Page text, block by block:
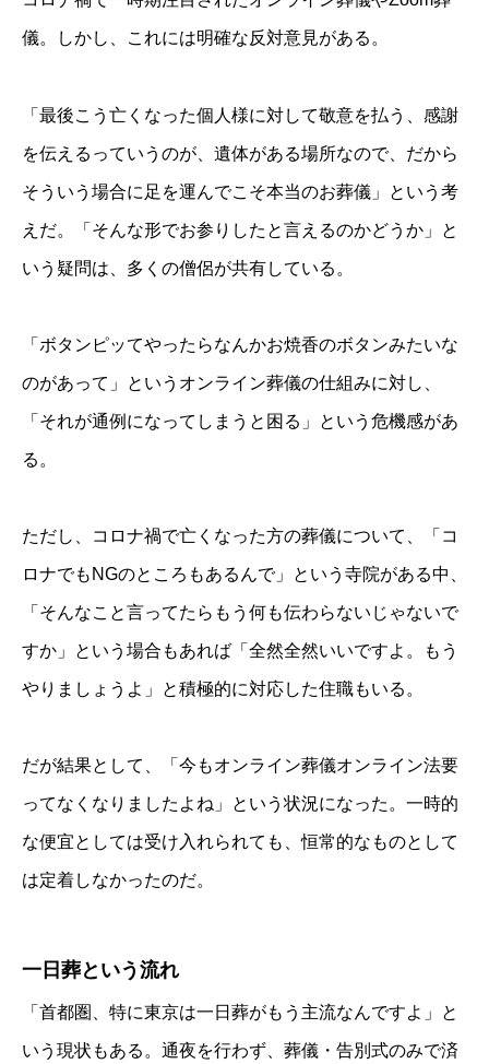
儀。しかし、これには明確な反対意見がある。
「最後こう亡くなった個人様に対して敬意を払う、感謝
を伝えるっていうのが、遺体がある場所なので、だから
そういう場合に足を運んでこそ本当のお葬儀」という考
えだ。「そんな形でお参りしたと言えるのかどうか」と
いう疑問は、多くの僧侶が共有している。
「ボタンピッてやったらなんかお焼香のボタンみたいな
のがあって」というオンライン葬儀の仕組みに対し、
「それが通例になってしまうと困る」という危機感があ
る。
ただし、コロナ禍で亡くなった方の葬儀について、「コ
ロナでもNGのところもあるんで」という寺院がある中、
「そんなこと言ってたらもう何も伝わらないじゃないで
すか」という場合もあれば「全然全然いいですよ。もう
やりましょうよ」と積極的に対応した住職もいる。
だが結果として、「今もオンライン葬儀オンライン法要
ってなくなりましたよね」という状況になった。一時的
な便宜としては受け入れられても、恒常的なものとして
は定着しなかったのだ。
一日葬という流れ
「首都圏、特に東京は一日葬がもう主流なんですよ」と
いう現状もある。通夜を行わず、葬儀・告別式のみで済